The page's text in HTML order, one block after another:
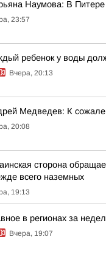
Наумова: В
23:57
ребенок у воды
Вчера, 20:13
Медведев: К
20:08
сторона
всего наземных
19:13
в регионах за
Вчера, 19:07